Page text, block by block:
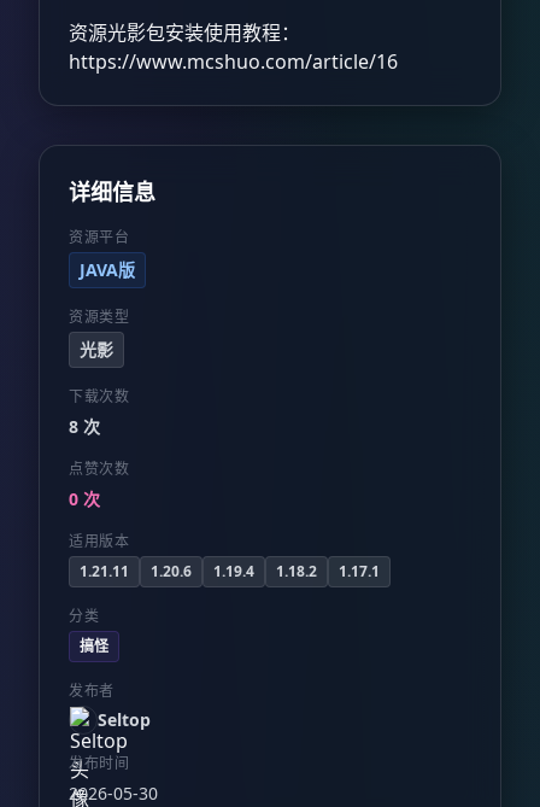
资源光影包安装使用教程：
https://www.mcshuo.com/article/16
详细信息
资源平台
JAVA版
资源类型
光影
下载次数
8 次
点赞次数
0 次
适用版本
1.21.11
1.20.6 1.19.4 1.18.2 1.17.1
分类
搞怪
发布者
Seltop
发布时间
2026-05-30